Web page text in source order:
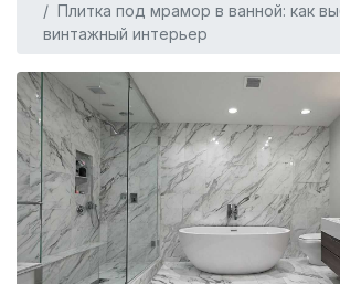
Плитка под мрамор в ванной: как
винтажный интерьер